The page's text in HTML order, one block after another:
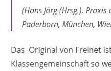
(Hans Jörg (Hrsg.),
Paderborn, München,
Das Original von Freinet
Klassengemeinschaft so